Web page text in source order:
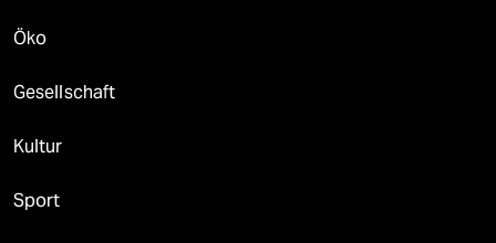
Öko
Gesellschaft
Kultur
Sport